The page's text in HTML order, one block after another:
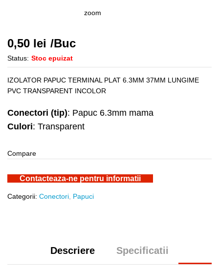
zoom
0,50 lei /Buc
Status: Stoc epuizat
IZOLATOR PAPUC TERMINAL PLAT 6.3MM 37MM LUNGIME
PVC TRANSPARENT INCOLOR
Conectori (tip): Papuc 6.3mm mama
Culori: Transparent
Compare
Contacteaza-ne pentru informatii
Categorii: Conectori Papuci
Descriere Specificatii